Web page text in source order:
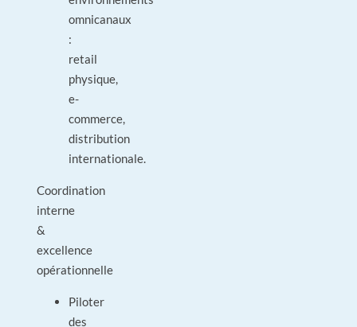
omnicanaux
:
retail
physique,
e-
commerce,
distribution
internationale.
Coordination
interne
&
excellence
opérationnelle
Piloter
des